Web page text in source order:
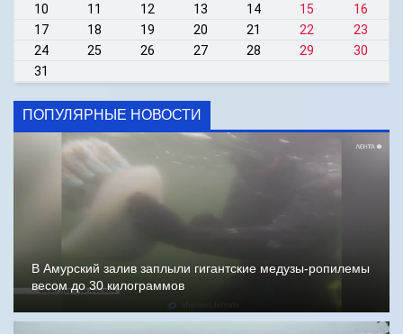
10
11 12 13 14 15
16
17
18 19 20 21 22
23
24
25 26 27 28 29
30
31
ПОПУЛЯРНЫЕ НОВОСТИ
В Амурский залив заплыли гигантские медузы-ропилемы
весом до 30 килограммов